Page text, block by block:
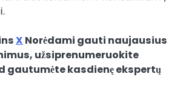
X Norėdami gauti naujausius
užsiprenumeruokite
gautumėte kasdienę ekspertų